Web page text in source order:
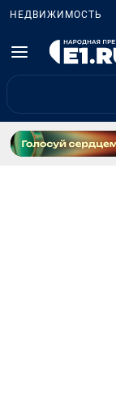
НЕДВИЖИМОСТЬ